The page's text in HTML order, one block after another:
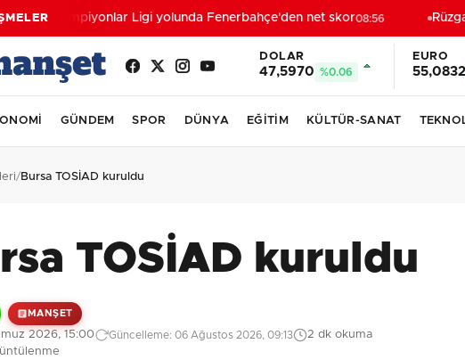
Şampiyonlar Ligi yolunda Fenerbahçe'den net skor08:56
DOLAR
47,5970 %0.06
EURO
55,0832
GÜNDEM SPOR DÜNYA EĞİTİM KÜLTÜR-SANAT
/Bursa TOSİAD kuruldu
TOSİAD kuruldu
MANŞET
2026, 15:00 Güncelleme: 06 Ağustos 2026, 09:13
2 dk okuma